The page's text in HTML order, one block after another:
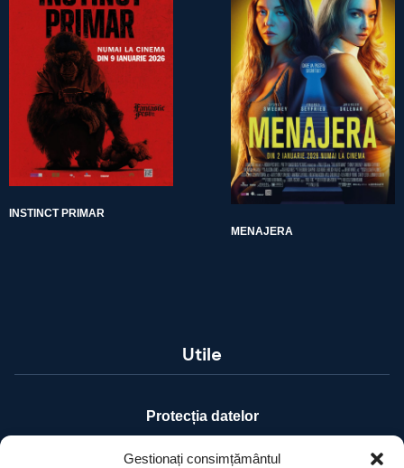
Gestionați consimțământul
INSTINCT PRIMAR
MENAJERA
Utile
Protecția datelor
Declarație cookie-uri